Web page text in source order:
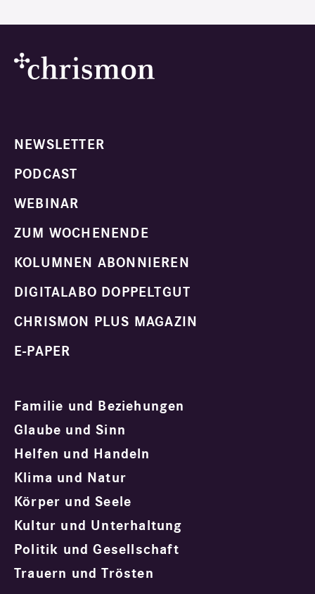
NEWSLETTER
PODCAST
WEBINAR
ZUM WOCHENENDE
KOLUMNEN ABONNIEREN
DIGITALABO DOPPELTGUT
CHRISMON PLUS MAGAZIN
E-PAPER
Familie und Beziehungen
Glaube und Sinn
Helfen und Handeln
Klima und Natur
Körper und Seele
Kultur und Unterhaltung
Politik und Gesellschaft
Trauern und Trösten